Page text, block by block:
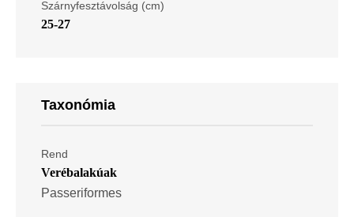
Szárnyfesztávolság (cm)
25-27
Taxonómia
Rend
Verébalakúak
Passeriformes